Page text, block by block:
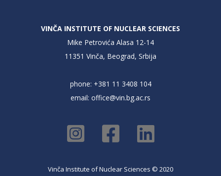
VINČA INSTITUTE OF NUCLEAR SCIENCES
Mike Petrovića Alasa 12-14
11351 Vinča, Beograd, Srbija
phone: +381 11 3408 104
email: office@vin.bg.ac.rs
Vinča Institute of Nuclear Sciences © 2020